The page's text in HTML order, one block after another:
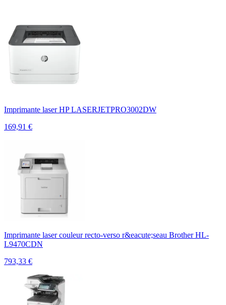
Imprimante laser HP LASERJETPRO3002DW
169,91 €
Imprimante laser couleur recto-verso r&eacute;seau Brother HL-
L9470CDN
793,33 €